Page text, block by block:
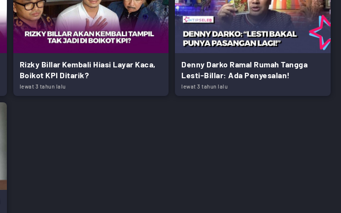
Rizky Billar Kembali Hiasi Layar Kaca,
Boikot KPI Ditarik?
lewat 3 tahun lalu
Denny Darko Ramal Rumah Tangga
Lesti-Billar: Ada Penyesalan!
lewat 3 tahun lalu